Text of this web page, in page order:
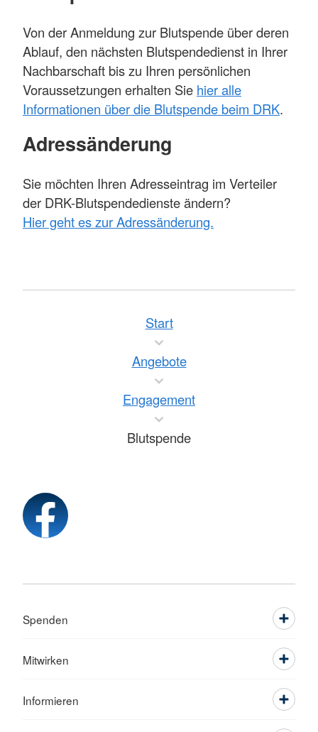
Von der Anmeldung zur Blutspende über deren
Ablauf, den nächsten Blutspendedienst in Ihrer
Nachbarschaft bis zu Ihren persönlichen
Voraussetzungen erhalten Sie hier alle
Informationen über die Blutspende beim DRK.
Adressänderung
Sie möchten Ihren Adresseintrag im Verteiler
der DRK-Blutspendedienste ändern?
Hier geht es zur Adressänderung.
Start
Angebote
Engagement
Blutspende
Spenden
Mitwirken
Informieren